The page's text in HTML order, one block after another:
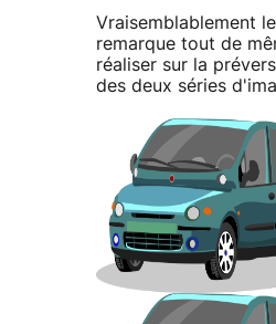
Vraisemblablement
remarque tout de
réaliser sur la
des deux séries